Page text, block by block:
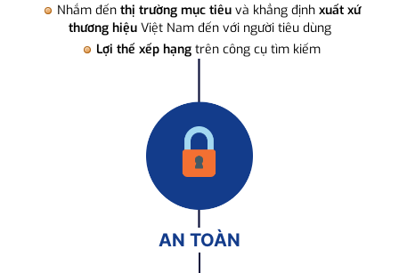
Nhắm đến thị trường mục tiêuvà khẳng định xuất xứ
thương hiệuViệt Nam đến với người tiêu dùng
Lợi thế xếp hạng trên công cụ tìm kiếm
AN TOÀN